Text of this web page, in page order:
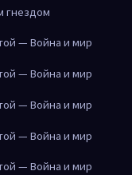
гнездом
— Война и мир
— Война и мир
— Война и мир
— Война и мир
— Война и мир